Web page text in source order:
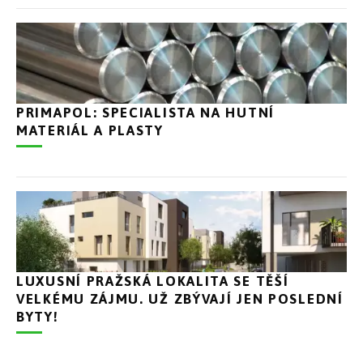
PRIMAPOL: SPECIALISTA NA HUTNÍ
MATERIÁL A PLASTY
LUXUSNÍ PRAŽSKÁ LOKALITA SE TĚŠÍ
VELKÉMU ZÁJMU. UŽ ZBÝVAJÍ JEN POSLEDNÍ
BYTY!